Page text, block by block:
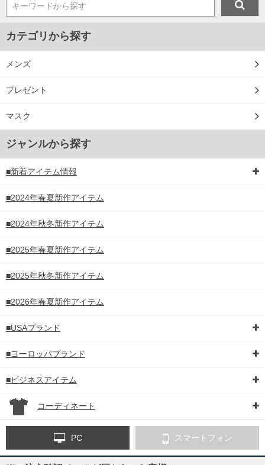
キーワードから探す
カテゴリから探す
メンズ
プレゼント
マスク
ジャンルから探す
■新着アイテム情報
■2024年春夏新作アイテム
■2024年秋冬新作アイテム
■2025年春夏新作アイテム
■2025年秋冬新作アイテム
■2026年春夏新作アイテム
■USAブランド
■ヨーロッパブランド
■ビジネスアイテム
コーディネート
PC スマートフォン